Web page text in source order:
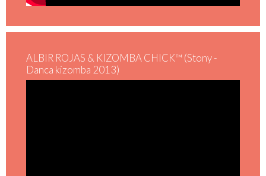
ALBIR ROJAS & KIZOMBA CHICK™ (Stony -
Danca kizomba 2013)